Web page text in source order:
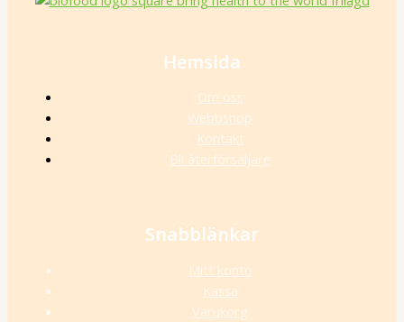
Hemsida
Om oss
Webbshop
Kontakt
Bli återförsäljare
Snabblänkar
Mitt konto
Kassa
Varukorg